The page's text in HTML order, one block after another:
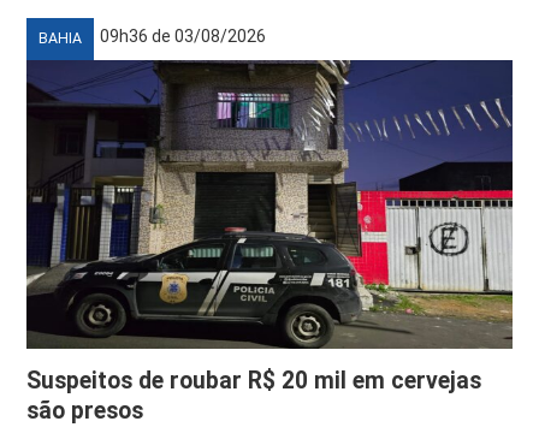
BAHIA 09h36 de 03/08/2026
Suspeitos de roubar R$ 20 mil em cervejas
são presos